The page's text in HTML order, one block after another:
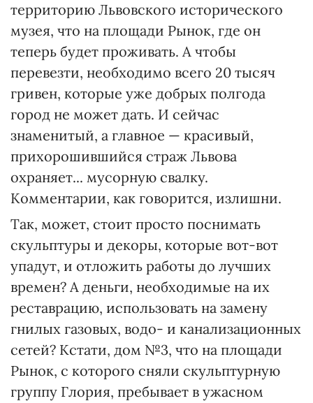
территорию Львовского исторического
музея, что на площади Рынок, где он
теперь будет проживать. А чтобы
перевезти, необходимо всего 20 тысяч
гривен, которые уже добрых полгода
город не может дать. И сейчас
знаменитый, а главное — красивый,
прихорошившийся страж Львова
охраняет... мусорную свалку.
Комментарии, как говорится, излишни.
Так, может, стоит просто поснимать
скульптуры и декоры, которые вот-вот
упадут, и отложить работы до лучших
времен? А деньги, необходимые на их
реставрацию, использовать на замену
гнилых газовых, водо- и канализационных
сетей? Кстати, дом №3, что на площади
Рынок, с которого сняли скульптурную
группу Глория, пребывает в ужасном